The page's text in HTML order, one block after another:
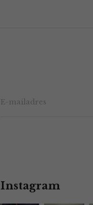
Instagram